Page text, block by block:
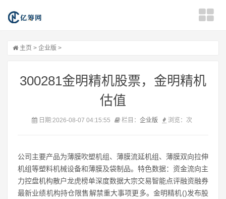
主页 > 企业版 >
300281金明精机股票，金明精机
估值
日期:2026-08-07 04:15:55 栏目： 企业版 浏览： 次
公司主要产品为薄膜吹塑机组、薄膜流延机组、薄膜双向拉伸
机组等塑料机械设备和薄膜及袋制品。特色数据：资金流向主
力控盘机构散户龙虎榜单深度数据大宗交易智能点评融资融券
最新业绩机构持仓限售解禁重大事项更多。金明精机()发布股